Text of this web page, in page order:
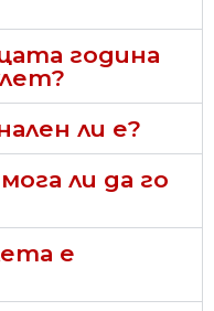
година
ли е?
ли да го
е